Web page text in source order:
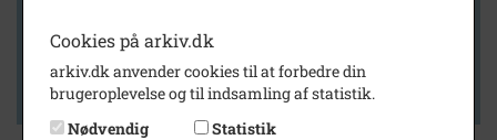
Vis kun med lydklip
Vis kun med kilder
Vis kun med geo-tag
Cookies på arkiv.dk
arkiv.dk anvender cookies til at forbedre din
brugeroplevelse og til indsamling af statistik.
Nødvendig
Statistik